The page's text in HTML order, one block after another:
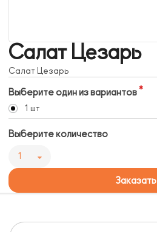
Салат Цезарь
Салат Цезарь
Выберите один из вариантов
1 шт
Выберите количество
1
Заказать